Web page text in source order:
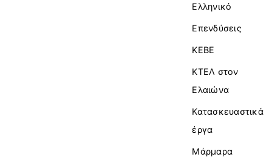
Ελληνικό
Επενδύσεις
ΚΕΒΕ
ΚΤΕΛ στον
Ελαιώνα
Κατασκευαστικά
έργα
Μάρμαρα